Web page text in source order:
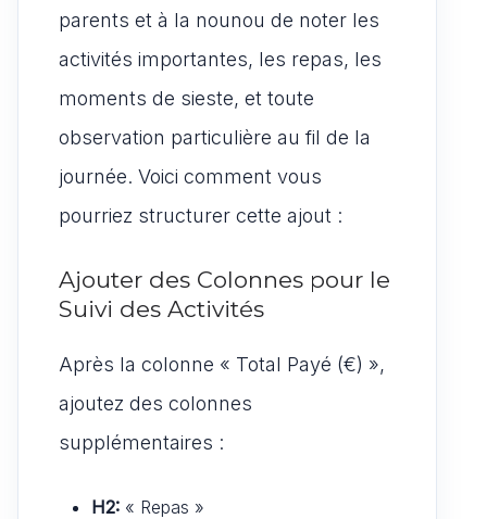
parents et à la nounou de noter les
activités importantes, les repas, les
moments de sieste, et toute
observation particulière au fil de la
journée. Voici comment vous
pourriez structurer cette ajout :
Ajouter des Colonnes pour le
Suivi des Activités
Après la colonne « Total Payé (€) »,
ajoutez des colonnes
supplémentaires :
H2: « Repas »